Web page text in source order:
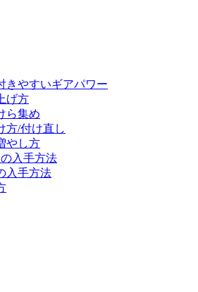
きやすいギアパワー
げ方
ら集め
方/付け直し
やし方
入手方法
入手方法